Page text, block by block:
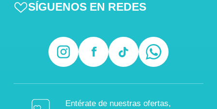
SÍGUENOS EN REDES
Entérate de nuestras ofertas,